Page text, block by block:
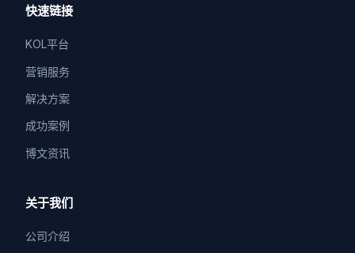
快速链接
KOL平台
营销服务
解决方案
成功案例
博文资讯
关于我们
公司介绍